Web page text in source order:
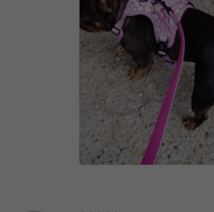
cinturine regolabili, c’è un
accrescimento e
altamente soddisfatta!